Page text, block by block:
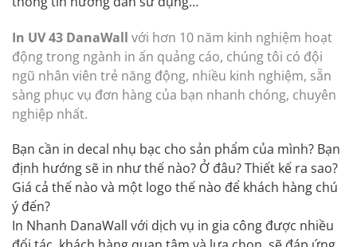
In UV 43 DanaWall với hơn 10 năm kinh nghiệm hoạt
động trong ngành in ấn quảng cáo, chúng tôi có đội
ngũ nhân viên trẻ năng động, nhiều kinh nghiệm, sẵn
sàng phục vụ đơn hàng của bạn nhanh chóng, chuyên
nghiệp nhất.
Bạn cần in decal nhụ bạc cho sản phẩm của mình? Bạn
định hướng sẽ in như thế nào? Ở đâu? Thiết kế ra sao?
Giá cả thế nào và một logo thế nào để khách hàng chú
ý đến?
In Nhanh DanaWall với dịch vụ in gia công được nhiều